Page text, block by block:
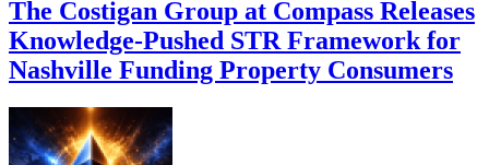
The Costigan Group at Compass Releases
Knowledge-Pushed STR Framework for
Nashville Funding Property Consumers